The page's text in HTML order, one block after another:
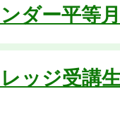
ダー平等
ッジ受講